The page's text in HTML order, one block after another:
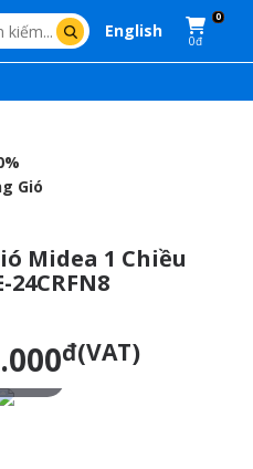
English
0
0đ
Gió
Midea 1 Chiều
đ(VAT)